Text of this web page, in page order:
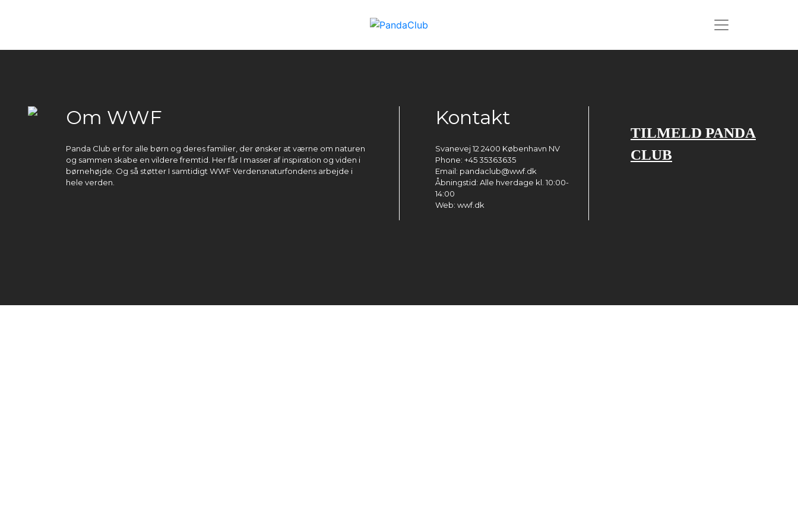
Om WWF
Panda Club er for alle børn og deres familier, der ønsker at værne om naturen
og sammen skabe en vildere fremtid. Her får I masser af inspiration og viden i
børnehøjde. Og så støtter I samtidigt WWF Verdensnaturfondens arbejde i
hele verden.
Kontakt
Svanevej 12 2400 København NV
Phone: +45 35363635
Email: pandaclub@wwf.dk
Åbningstid: Alle hverdage kl. 10:00-
14:00
Web: wwf.dk
TILMELD PANDA
CLUB